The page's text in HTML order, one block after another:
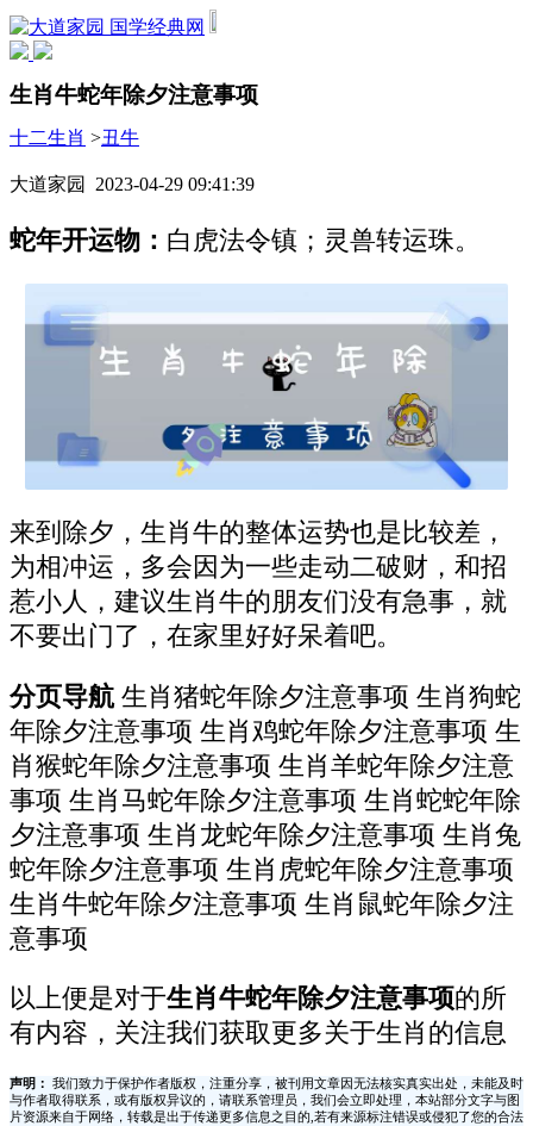
国学经典网
生肖牛蛇年除夕注意事项
十二生肖 >丑牛
大道家园 2023-04-29 09:41:39
蛇年开运物： 白虎法令镇；灵兽转运珠。
来到除夕，生肖牛的整体运势也是比较差，
为相冲运，多会因为一些走动二破财，和招
惹小人，建议生肖牛的朋友们没有急事，就
不要出门了，在家里好好呆着吧。
分页导航生肖猪蛇年除夕注意事项 生肖狗蛇
年除夕注意事项 生肖鸡蛇年除夕注意事项 生
肖猴蛇年除夕注意事项 生肖羊蛇年除夕注意
事项 生肖马蛇年除夕注意事项 生肖蛇蛇年除
夕注意事项 生肖龙蛇年除夕注意事项 生肖兔
蛇年除夕注意事项 生肖虎蛇年除夕注意事项
生肖牛蛇年除夕注意事项 生肖鼠蛇年除夕注
意事项
以上便是对于生肖牛蛇年除夕注意事项的所
有内容，关注我们获取更多关于生肖的信息
声明：
我们致力于保护作者版权，注重分享，被刊用文章因无法核实真实出处，未能及时
与作者取得联系，或有版权异议的，请联系管理员，我们会立即处理，本站部分文字与图
片资源来自于网络，转载是出于传递更多信息之目的,若有来源标注错误或侵犯了您的合法